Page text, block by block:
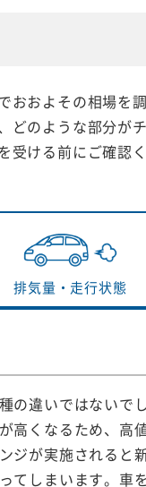
おおよその相場を
どのような部分が
受ける前にご確認
排気量・ 走行状態
の違いではないでし
高くなるため、高
ジが実施されると
てしまいます。車を